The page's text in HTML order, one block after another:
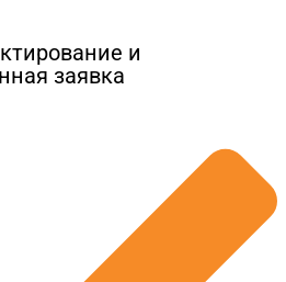
и
заявка